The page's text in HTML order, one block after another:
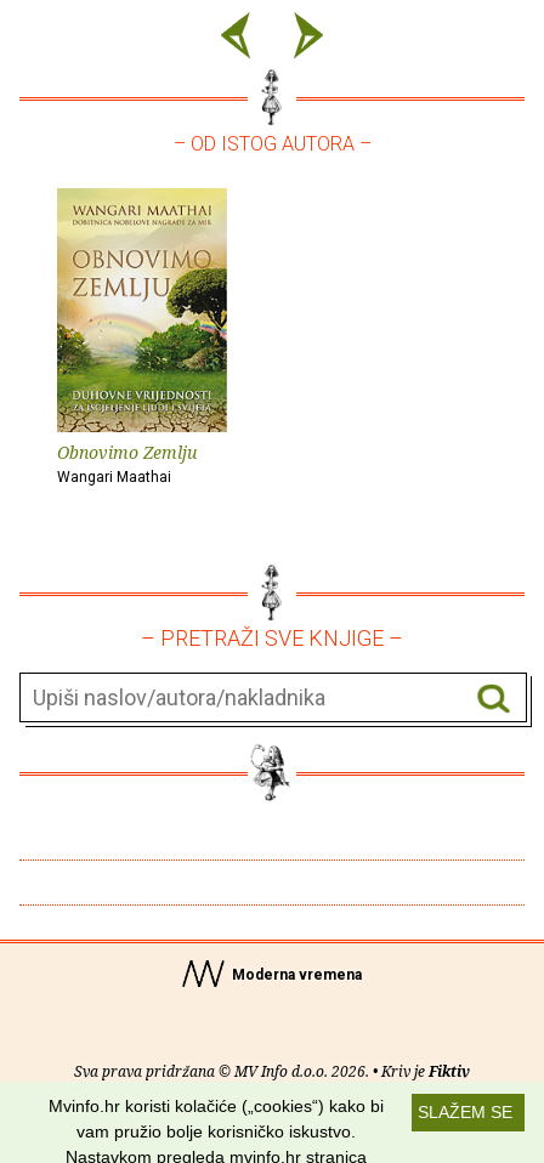
– OD ISTOG AUTORA –
Obnovimo Zemlju
Wangari Maathai
– PRETRAŽI SVE KNJIGE –
Moderna vremena
Sva prava pridržana © MV Info d.o.o. 2026. • Kriv jeFiktiv
O nama• Pomoć• Uvjeti korištenja•RSS kanaliSLAŽEM SE
Mvinfo.hr koristi kolačiće („cookies“) kako bi
vam pružio bolje korisničko iskustvo.
Nastavkom pregleda mvinfo.hr stranica